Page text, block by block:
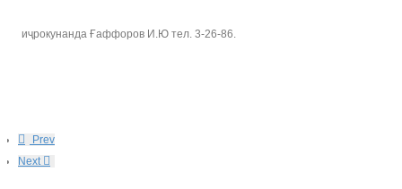
иҷрокунанда Ғаффоров И.Ю тел. 3-26-86.
Prev
Next